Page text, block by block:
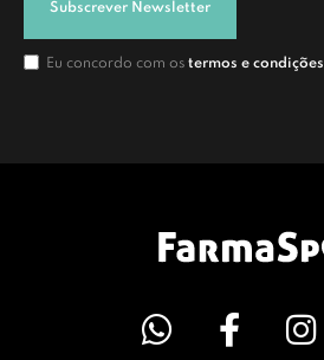
Subscrever Newsletter
Eu concordo com os termos e condições